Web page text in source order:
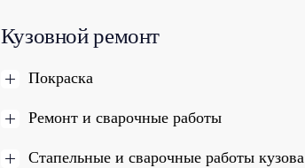
Кузовной ремонт
Покраска
Ремонт и сварочные работы
Стапельные и сварочные работы кузова